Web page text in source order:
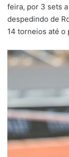
feira, por 3 sets
despedindo de
14 torneios até o